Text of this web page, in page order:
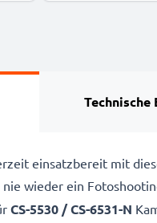
Technische
einsatzbereit mit
wieder ein
CS-5530 / CS-6531-N